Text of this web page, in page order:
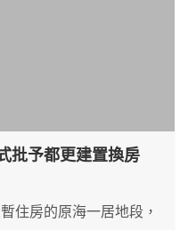
批予都更建置換房
房的原海一居地段，